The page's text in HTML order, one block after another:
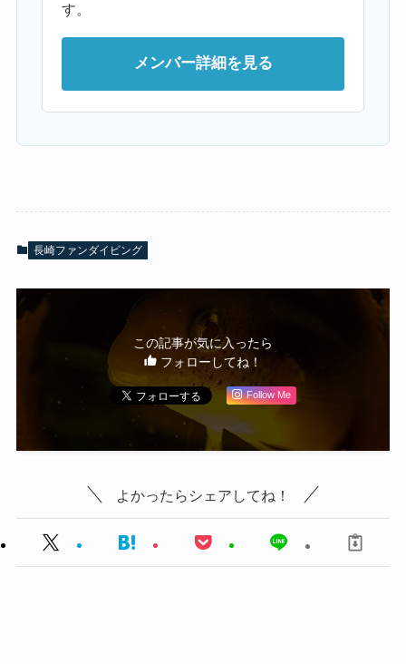
す。
メンバー詳細を見る
長崎ファンダイビング
この記事が気に入ったら
フォローしてね！
Follow Me
よかったらシェアしてね！